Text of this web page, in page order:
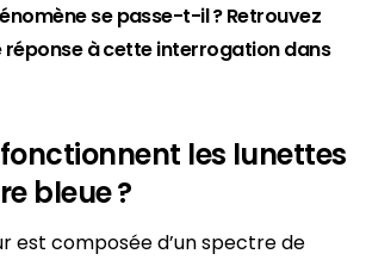
se passe-t-il ? Retrouvez
réponse à cette interrogation dans
les lunettes
bleue ?
est composée d’un spectre de